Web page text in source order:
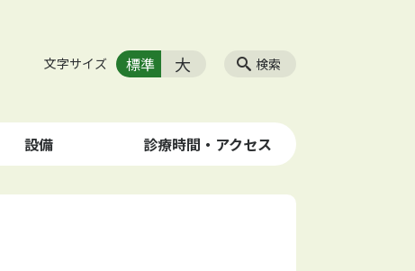
設備 診療時間・アクセス
検索
文字サイズ 標準 大